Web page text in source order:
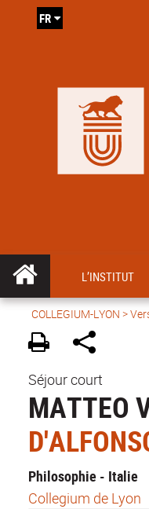
FR
L’INSTITUT
COLLEGIUM-LYON >
Séjour court
MATTEO
Philosophie - Italie
Collegium de Lyon